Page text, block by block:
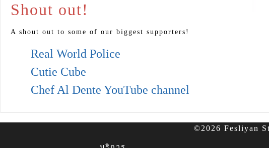
Shout out!
A shout out to some of our biggest supporters!
Real World Police
Cutie Cube
Chef Al Dente YouTube channel
©2026 Fesliyan